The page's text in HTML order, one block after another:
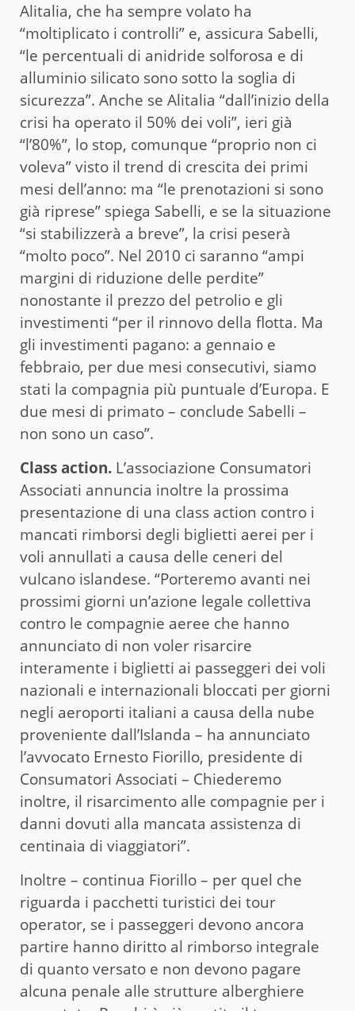
Alitalia, che ha sempre volato ha
“moltiplicato i controlli” e, assicura Sabelli,
“le percentuali di anidride solforosa e di
alluminio silicato sono sotto la soglia di
sicurezza”. Anche se Alitalia “dall’inizio della
crisi ha operato il 50% dei voli”, ieri già
“l’80%”, lo stop, comunque “proprio non ci
voleva” visto il trend di crescita dei primi
mesi dell’anno: ma “le prenotazioni si sono
già riprese” spiega Sabelli, e se la situazione
“si stabilizzerà a breve”, la crisi peserà
“molto poco”. Nel 2010 ci saranno “ampi
margini di riduzione delle perdite”
nonostante il prezzo del petrolio e gli
investimenti “per il rinnovo della flotta. Ma
gli investimenti pagano: a gennaio e
febbraio, per due mesi consecutivi, siamo
stati la compagnia più puntuale d’Europa. E
due mesi di primato – conclude Sabelli –
non sono un caso”.
Class action. L’associazione Consumatori
Associati annuncia inoltre la prossima
presentazione di una class action contro i
mancati rimborsi degli biglietti aerei per i
voli annullati a causa delle ceneri del
vulcano islandese. “Porteremo avanti nei
prossimi giorni un’azione legale collettiva
contro le compagnie aeree che hanno
annunciato di non voler risarcire
interamente i biglietti ai passeggeri dei voli
nazionali e internazionali bloccati per giorni
negli aeroporti italiani a causa della nube
proveniente dall’Islanda – ha annunciato
l’avvocato Ernesto Fiorillo, presidente di
Consumatori Associati – Chiederemo
inoltre, il risarcimento alle compagnie per i
danni dovuti alla mancata assistenza di
centinaia di viaggiatori”.
Inoltre – continua Fiorillo – per quel che
riguarda i pacchetti turistici dei tour
operator, se i passeggeri devono ancora
partire hanno diritto al rimborso integrale
di quanto versato e non devono pagare
alcuna penale alle strutture alberghiere